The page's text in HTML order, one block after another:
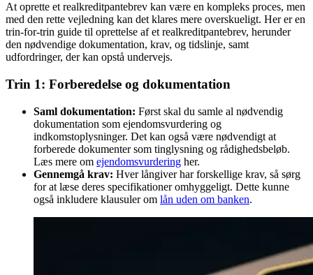
At oprette et realkreditpantebrev kan være en kompleks proces, men
med den rette vejledning kan det klares mere overskueligt. Her er en
trin-for-trin guide til oprettelse af et realkreditpantebrev, herunder
den nødvendige dokumentation, krav, og tidslinje, samt
udfordringer, der kan opstå undervejs.
Trin 1: Forberedelse og dokumentation
Saml dokumentation: Først skal du samle al nødvendig
dokumentation som ejendomsvurdering og
indkomstoplysninger. Det kan også være nødvendigt at
forberede dokumenter som tinglysning og rådighedsbeløb.
Læs mere om ejendomsvurdering her.
Gennemgå krav: Hver långiver har forskellige krav, så sørg
for at læse deres specifikationer omhyggeligt. Dette kunne
også inkludere klausuler om lån uden om banken.